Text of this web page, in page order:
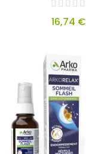
16,74 €